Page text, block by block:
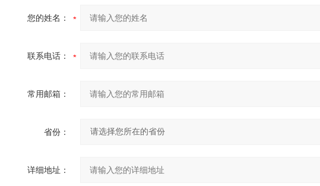
您的姓名：
联系电话：
常用邮箱：
省份：
详细地址：